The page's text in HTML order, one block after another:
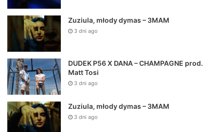
Zuziula, młody dymas – 3MAM
3 dni ago
DUDEK P56 X DANA – CHAMPAGNE prod.
Matt Tosi
3 dni ago
Zuziula, młody dymas – 3MAM
3 dni ago